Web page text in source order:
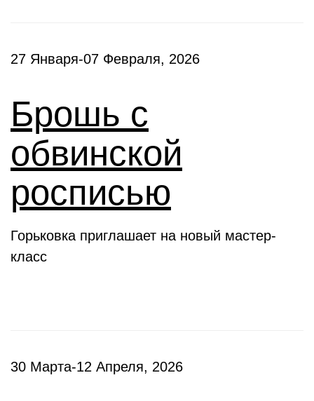
27 Января-07 Февраля, 2026
Брошь с
обвинской
росписью
Горьковка приглашает на новый мастер-
класс
30 Марта-12 Апреля, 2026